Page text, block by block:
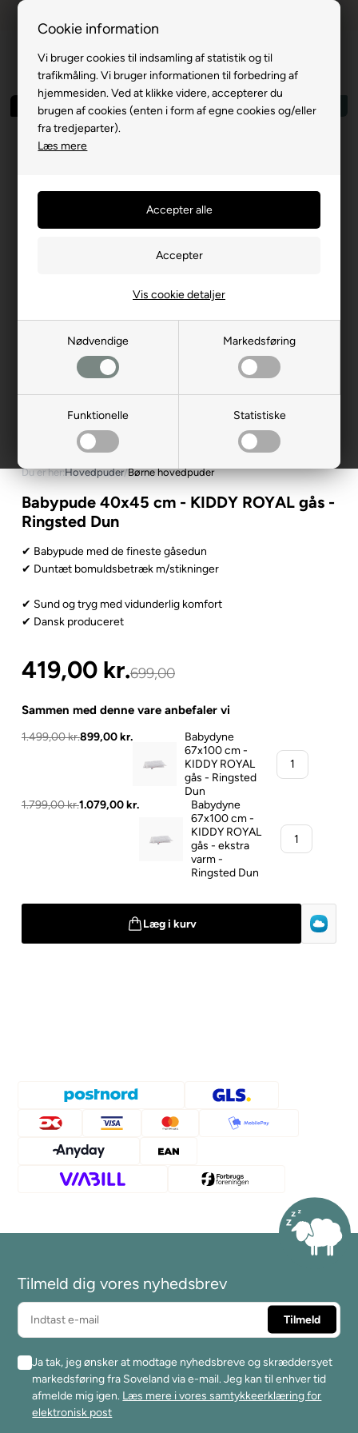
Cookie information
Vi bruger cookies til indsamling af statistik og til
trafikmåling. Vi bruger informationen til forbedring af
hjemmesiden. Ved at klikke videre, accepterer du
brugen af cookies (enten i form af egne cookies og/eller
fra tredjeparter).
Læs mere
Nødvendige Markedsføring
Funktionelle Statistiske
Vis cookie detaljer
Spar 40% Top kvalitet
Du er her:Hovedpuder/Børne hovedpuder
Babypude 40x45 cm - KIDDY ROYAL gås -
Ringsted Dun
✔ Babypude med de fineste gåsedun
✔ Duntæt bomuldsbetræk m/stikninger
✔ Sund og tryg med vidunderlig komfort
✔ Dansk produceret
419,00 kr.699,00
Sammen med denne vare anbefaler vi
Babydyne
67x100 cm -
KIDDY ROYAL
gås - Ringsted
Dun
899,00 kr.
1.499,00 kr.
Babydyne
67x100 cm -
KIDDY ROYAL
gås - ekstra
varm -
Ringsted Dun
1.079,00 kr.
1.799,00 kr.
Læg i kurv
Tilmeld dig vores nyhedsbrev
Ja tak, jeg ønsker at modtage nyhedsbreve og skræddersyet
markedsføring fra Soveland via e-mail. Jeg kan til enhver tid
afmelde mig igen. Læs mere i vores samtykkeerklæring for
elektronisk post